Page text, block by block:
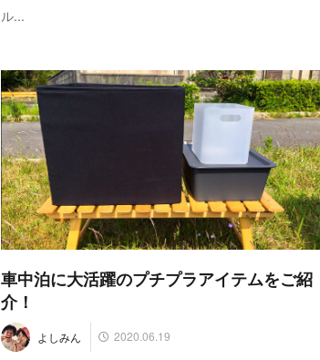
ル...
車中泊に大活躍のプチプラアイテムをご紹
介！
よしみん 2020.06.19